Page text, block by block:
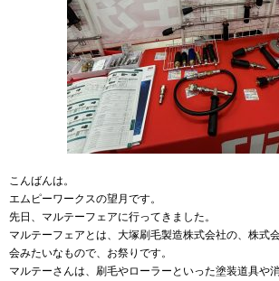
こんばんは。
エムピーワークスの望月です。
先日、マルテーフェアに行ってきました。
マルテーフェアとは、大塚刷毛製造株式会社の、株式
会みたいなもので、お祭りです。
マルテーさんは、刷毛やローラーといった塗装道具や